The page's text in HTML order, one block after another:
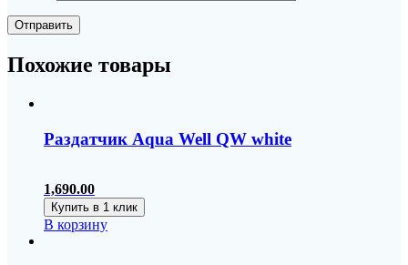
Похожие товары
Раздатчик Aqua Well QW white
1,690.00
Купить в 1 клик
В корзину